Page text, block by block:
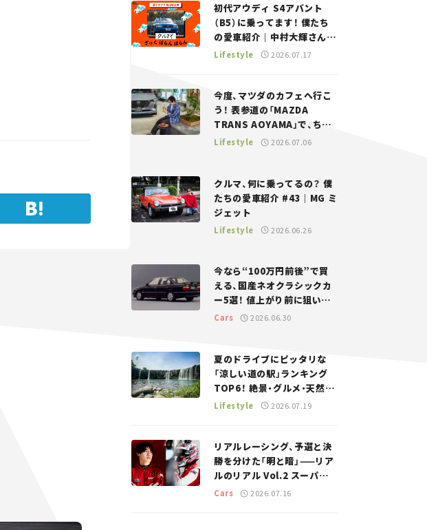
初代アウディ S4アバント
（B5）に乗ってます！ 僕たち
の愛車紹介｜中村大輝さん
——瀬イオナと嶋田智之の
Lifestyle 2026.07.17
今度、マツダのカフェへ行こ
う！ 表参道の「MAZDA
TRANS AOYAMA」で、ちょ
っとひと息。——連載｜CCG
Lifestyle 2026.07.06
クルマ、何に乗ってるの？ 僕
たちの愛車紹介 #43｜MG ミ
ジェット
Lifestyle 2026.06.26
今なら“100万円前後”で買
える、国産ネオクラシックカ
ー5選！ 値上がり前に狙いた
い、中古車探しをお手伝い――ち
Cars 2026.06.30
夏のドライブにピッタリな
「涼しい道の駅」ランキング
TOP6！ 絶景・グルメ・天然ク
ーラーなど、避暑におすすめ
Lifestyle 2026.07.19
リアルレーシング、予選と決
勝を分けた「明と暗」——リア
ルのリアル Vol.2 スーパー
GT 2026開幕戦 岡山国際サ
Cars 2026.07.16